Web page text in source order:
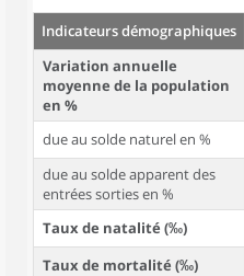
Indicateurs démographiques
Variation annuelle
moyenne de la population
en %
due au solde naturel en %
due au solde apparent des
entrées sorties en %
Taux de natalité (‰)
Taux de mortalité (‰)